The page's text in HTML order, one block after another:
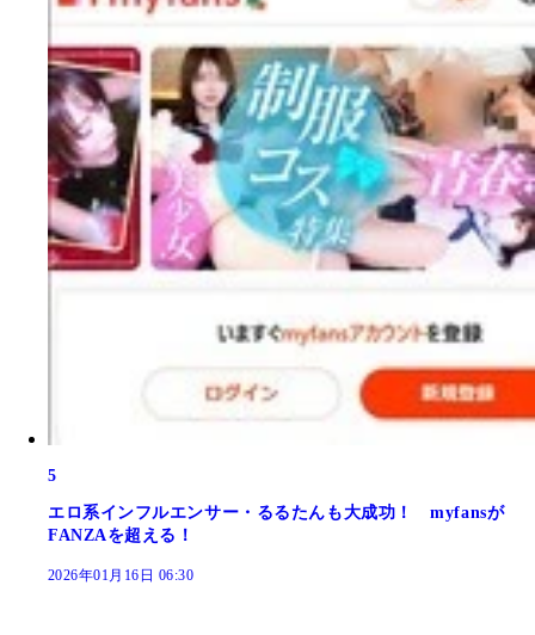
5
エロ系インフルエンサー・るるたんも大成功！ myfansが
FANZAを超える！
2026年01月16日 06:30